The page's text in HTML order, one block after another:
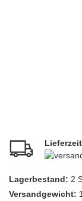
Lagerbestand: 2
Versandgewicht: